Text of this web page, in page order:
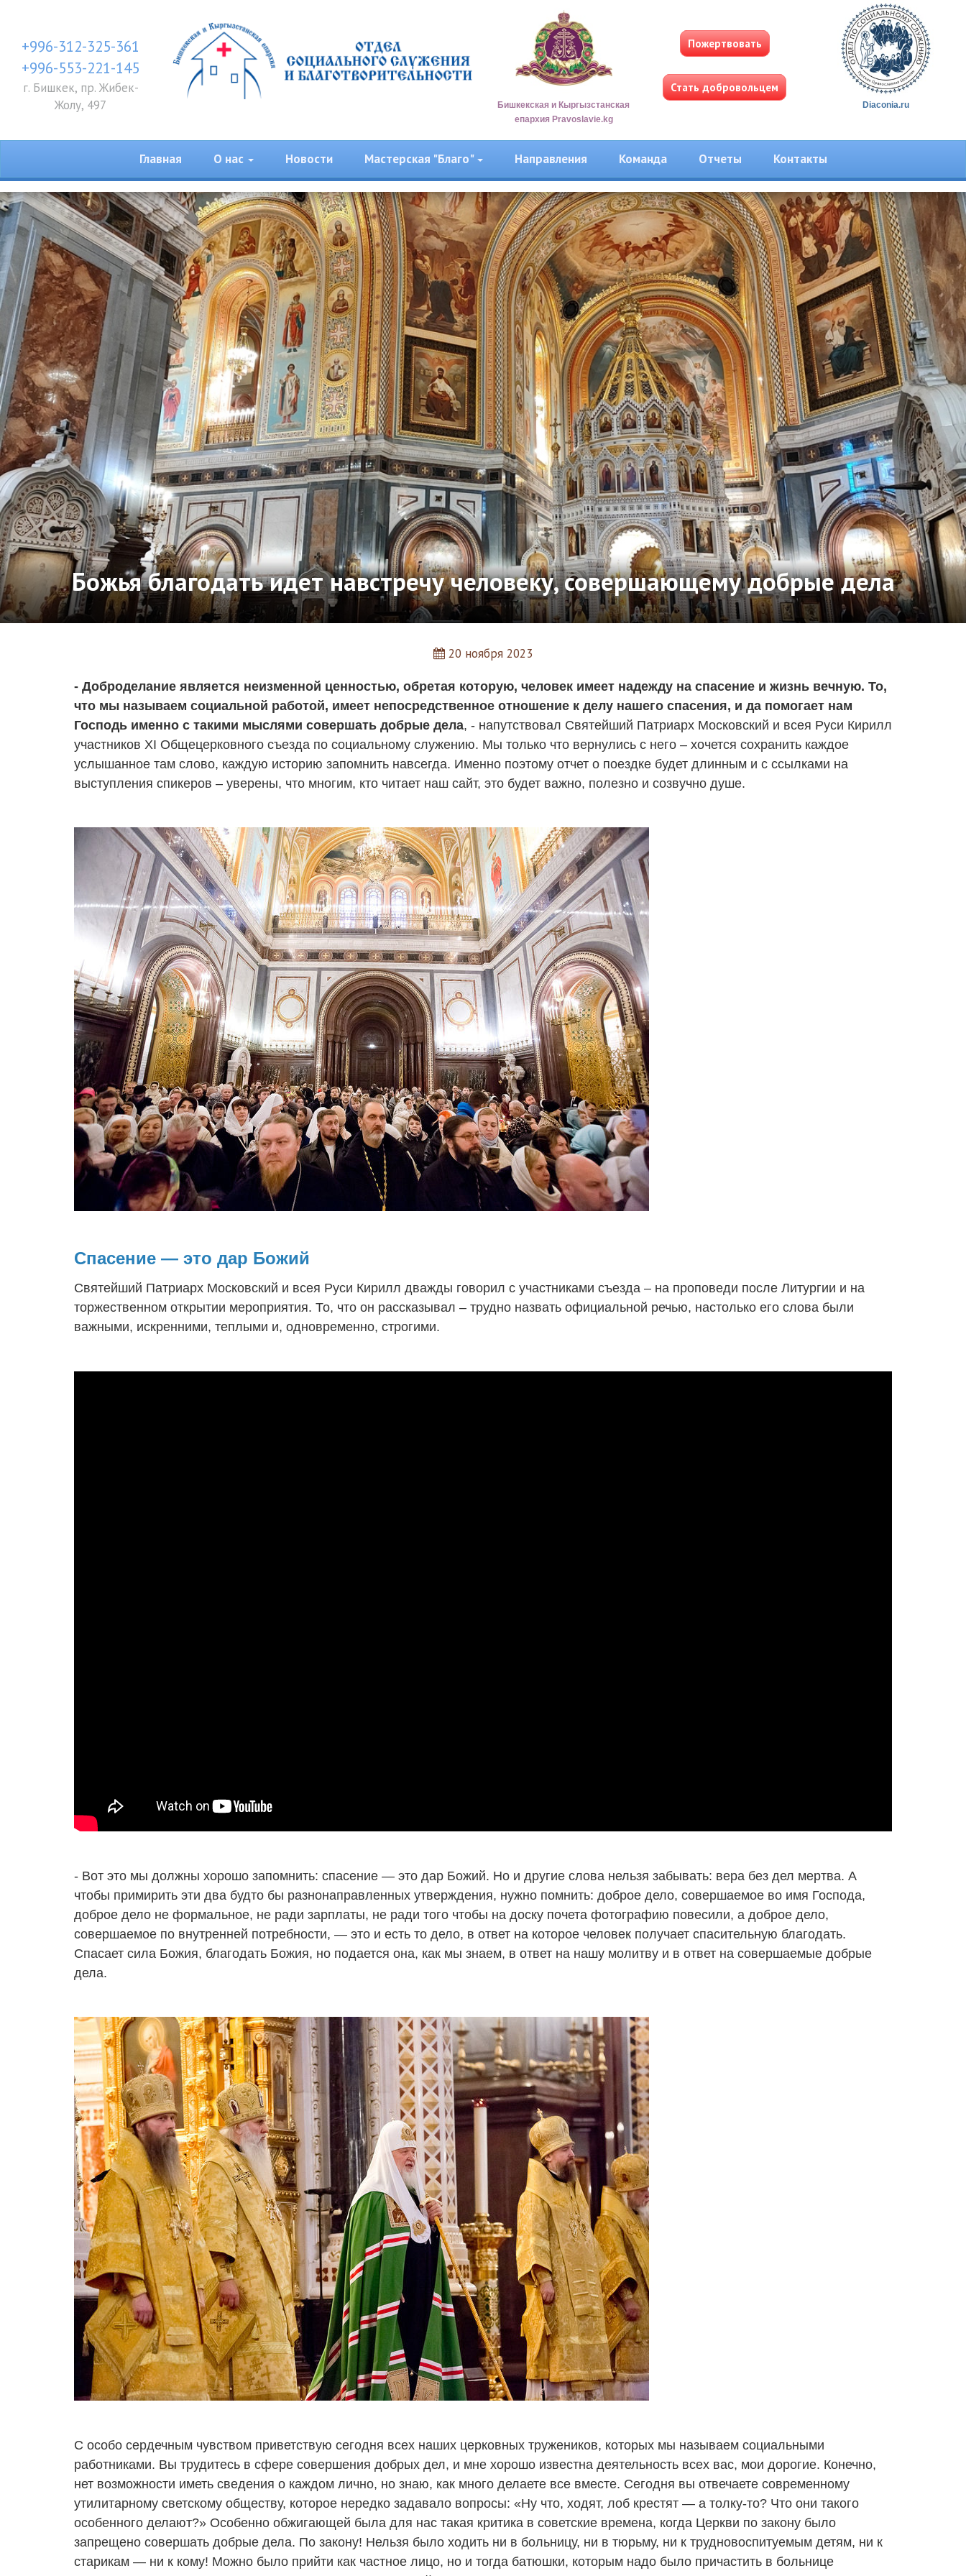
+996-312-325-361
+996-553-221-145
г. Бишкек, пр. Жибек-
Жолу, 497
Бишкекская и Кыргызстанская
епархия Pravoslavie.kg
Пожертвовать
Стать добровольцем
Diaconia.ru
Главная О нас Новости Мастерская "Благо" Направления Команда Отчеты Контакты
Божья благодать идет навстречу человеку, совершающему добрые дела
20 ноября 2023
- Доброделание является неизменной ценностью, обретая которую, человек имеет надежду на спасение и жизнь вечную. То,
что мы называем социальной работой, имеет непосредственное отношение к делу нашего спасения, и да помогает нам
Господь именно с такими мыслями совершать добрые дела, - напутствовал Святейший Патриарх Московский и всея Руси Кирилл
участников XI Общецерковного съезда по социальному служению. Мы только что вернулись с него – хочется сохранить каждое
услышанное там слово, каждую историю запомнить навсегда. Именно поэтому отчет о поездке будет длинным и с ссылками на
выступления спикеров – уверены, что многим, кто читает наш сайт, это будет важно, полезно и созвучно душе.
Спасение — это дар Божий
Святейший Патриарх Московский и всея Руси Кирилл дважды говорил с участниками съезда – на проповеди после Литургии и на
торжественном открытии мероприятия. То, что он рассказывал – трудно назвать официальной речью, настолько его слова были
важными, искренними, теплыми и, одновременно, строгими.
- Вот это мы должны хорошо запомнить: спасение — это дар Божий. Но и другие слова нельзя забывать: вера без дел мертва. А
чтобы примирить эти два будто бы разнонаправленных утверждения, нужно помнить: доброе дело, совершаемое во имя Господа,
доброе дело не формальное, не ради зарплаты, не ради того чтобы на доску почета фотографию повесили, а доброе дело,
совершаемое по внутренней потребности, — это и есть то дело, в ответ на которое человек получает спасительную благодать.
Спасает сила Божия, благодать Божия, но подается она, как мы знаем, в ответ на нашу молитву и в ответ на совершаемые добрые
дела.
С особо сердечным чувством приветствую сегодня всех наших церковных тружеников, которых мы называем социальными
работниками. Вы трудитесь в сфере совершения добрых дел, и мне хорошо известна деятельность всех вас, мои дорогие. Конечно,
нет возможности иметь сведения о каждом лично, но знаю, как много делаете все вместе. Сегодня вы отвечаете современному
утилитарному светскому обществу, которое нередко задавало вопросы: «Ну что, ходят, лоб крестят — а толку-то? Что они такого
особенного делают?» Особенно обжигающей была для нас такая критика в советские времена, когда Церкви по закону было
запрещено совершать добрые дела. По закону! Нельзя было ходить ни в больницу, ни в тюрьму, ни к трудновоспитуемым детям, ни к
старикам — ни к кому! Можно было прийти как частное лицо, но и тогда батюшки, которым надо было причастить в больнице